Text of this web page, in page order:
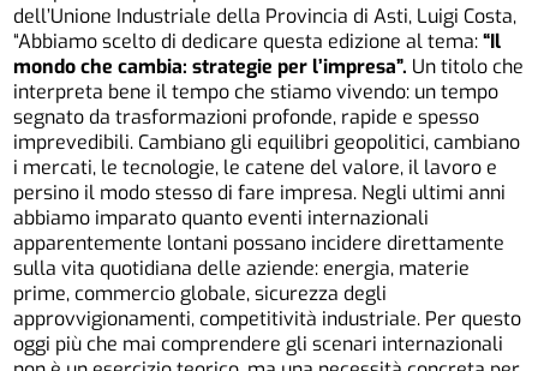
dell’Unione Industriale della Provincia di Asti, Luigi Costa,
“Abbiamo scelto di dedicare questa edizione al tema:“Il
mondo che cambia: strategie per l’impresa”. Un titolo che
interpreta bene il tempo che stiamo vivendo: un tempo
segnato da trasformazioni profonde, rapide e spesso
imprevedibili. Cambiano gli equilibri geopolitici, cambiano
i mercati, le tecnologie, le catene del valore, il lavoro e
persino il modo stesso di fare impresa. Negli ultimi anni
abbiamo imparato quanto eventi internazionali
apparentemente lontani possano incidere direttamente
sulla vita quotidiana delle aziende: energia, materie
prime, commercio globale, sicurezza degli
approvvigionamenti, competitività industriale. Per questo
oggi più che mai comprendere gli scenari internazionali